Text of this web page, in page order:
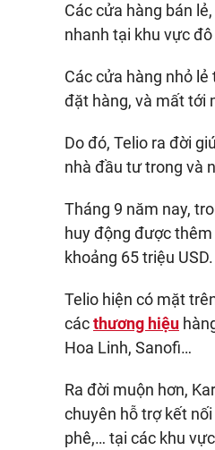
Các cửa hàng bán
nhanh tại khu vực
Các cửa hàng nhỏ
đặt hàng, và mất tới
Do đó, Telio ra đời
nhà đầu tư trong và
Tháng 9 năm nay,
huy động được
khoảng 65 triệu USD.
Telio hiện có mặt
cácthương hiệu
Hoa Linh, Sanofi…
Ra đời muộn hơn,
chuyên hỗ trợ kết
phê,… tại các khu